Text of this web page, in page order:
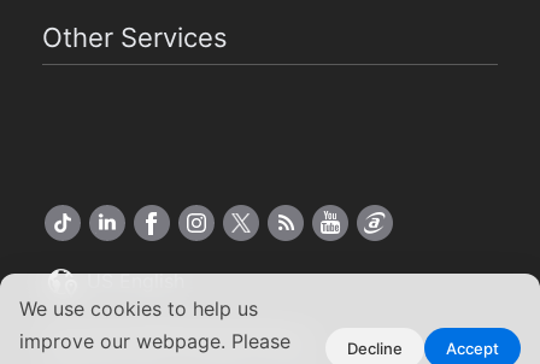
We use cookies to help us
improve our webpage. Please
Decline Accept
Other Services
US English
Copyright ©2026 ASUSTOR Inc.